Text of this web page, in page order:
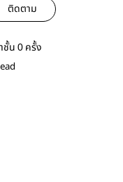
ติดตาม
ชั้น 0 ครั้ง